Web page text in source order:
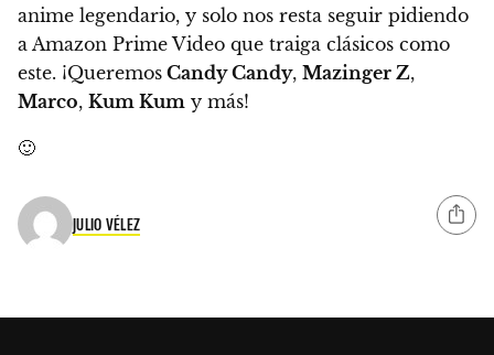
anime legendario, y solo nos resta seguir pidiendo
a Amazon Prime Video que traiga clásicos como
este. ¡Queremos Candy Candy, Mazinger Z,
Marco, Kum Kum y más!
🙂
JULIO VÉLEZ